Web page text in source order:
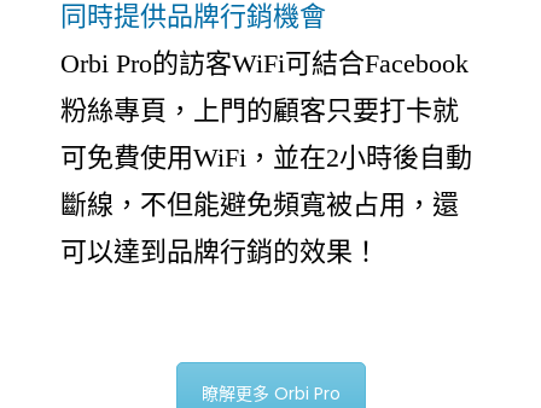
同時提供品牌行銷機會
Orbi Pro的訪客WiFi可結合Facebook
粉絲專頁，上門的顧客只要打卡就
可免費使用WiFi，並在2小時後自動
斷線，不但能避免頻寬被占用，還
可以達到品牌行銷的效果！
瞭解更多 Orbi Pro